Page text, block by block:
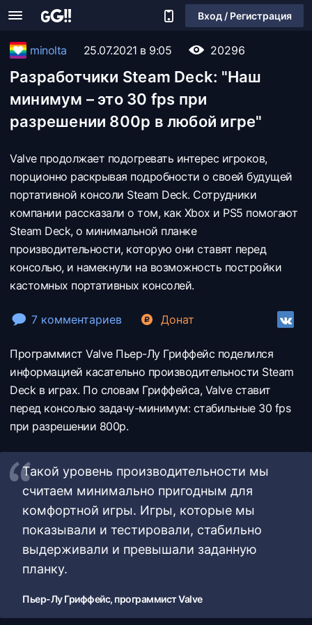
Вход / Регистрация
minolta 25.07.2021 в 9:05 20296
Разработчики Steam Deck: "Наш
минимум – это 30 fps при
разрешении 800p в любой игре"
Valve продолжает подогревать интерес игроков,
порционно раскрывая подробности о своей будущей
портативной консоли Steam Deck. Сотрудники
компании рассказали о том, как Xbox и PS5 помогают
Steam Deck, о минимальной планке
производительности, которую они ставят перед
консолью, и намекнули на возможность постройки
кастомных портативных консолей.
7 комментариев Донат
Программист Valve Пьер-Лу Гриффейс поделился
информацией касательно производительности Steam
Deck в играх. По словам Гриффейса, Valve ставит
перед консолью задачу-минимум: стабильные 30 fps
при разрешении 800p.
Такой уровень производительности мы
считаем минимально пригодным для
комфортной игры. Игры, которые мы
показывали и тестировали, стабильно
выдерживали и превышали заданную
планку.
Пьер-Лу Гриффейс, программист Valve